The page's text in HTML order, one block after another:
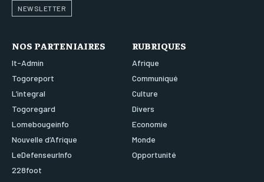
NEWSLETTER
NOS PARTENIAIRES
It-Admin
Togoreport
L’integral
Togoregard
Lomebougeinfo
Nouvelle d’Afrique
LeDefenseurInfo
228foot
RUBRIQUES
Afrique
Communiqué
Culture
Divers
Economie
Monde
Opportunité